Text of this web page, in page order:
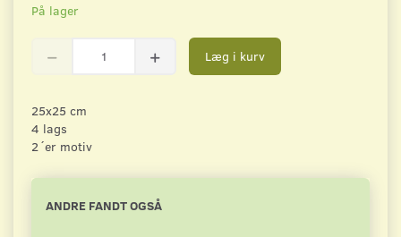
På lager
Læg i kurv
25x25 cm
4 lags
2´er motiv
ANDRE FANDT OGSÅ